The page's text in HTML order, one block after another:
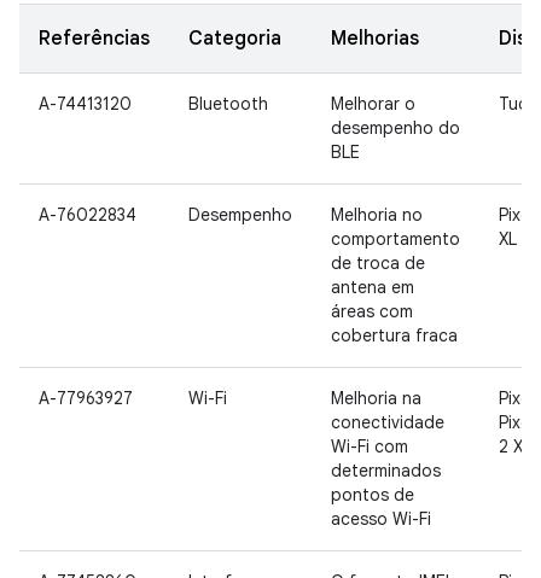
Referências Categoria Melhorias
A-74413120 Bluetooth
Melhorar o
desempenho do
BLE
Tudo
A-76022834 Desempenho
Melhoria no
comportamento
de troca de
antena em
áreas com
cobertura fraca
Pixel
XL
A-77963927 Wi-Fi
Melhoria na
conectividade
Wi-Fi com
determinados
pontos de
acesso Wi-Fi
Pixel
2 XL